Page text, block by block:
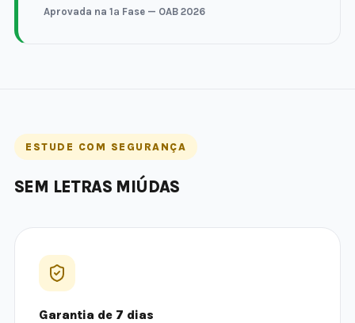
Aprovada na 1ª Fase — OAB 2026
ESTUDE COM SEGURANÇA
SEM LETRAS MIÚDAS
Garantia de 7 dias